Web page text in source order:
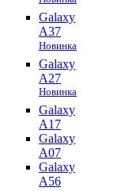
Galaxy
A37
Новинка
Galaxy
A27
Новинка
Galaxy
A17
Galaxy
A07
Galaxy
A56